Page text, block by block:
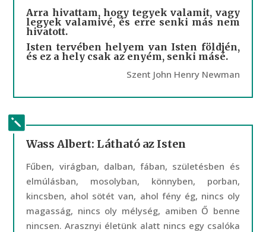
Arra hivattam, hogy tegyek valamit, vagy
legyek valamivé, és erre senki más nem
hivatott.
Isten tervében helyem van Isten földjén,
és ez a hely csak az enyém, senki másé.
Szent John Henry Newman
Wass Albert: Látható az Isten
Fűben, virágban, dalban, fában, születésben és
elmúlásban, mosolyban, könnyben, porban,
kincsben, ahol sötét van, ahol fény ég, nincs oly
magasság, nincs oly mélység, amiben Ő benne
nincsen. Arasznyi életünk alatt nincs egy csalóka